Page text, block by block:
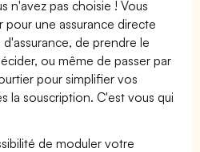
n'avez pas choisie ! Vous
pour une assurance directe
de prendre le
ou même de passer par
pour simplifier vos
la souscription. C'est vous qui
de moduler votre